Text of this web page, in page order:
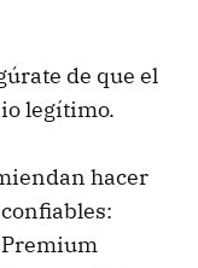
de que el
legítimo.
hacer